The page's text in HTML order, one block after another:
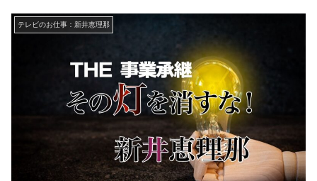
テレビのお仕事：新井恵理那